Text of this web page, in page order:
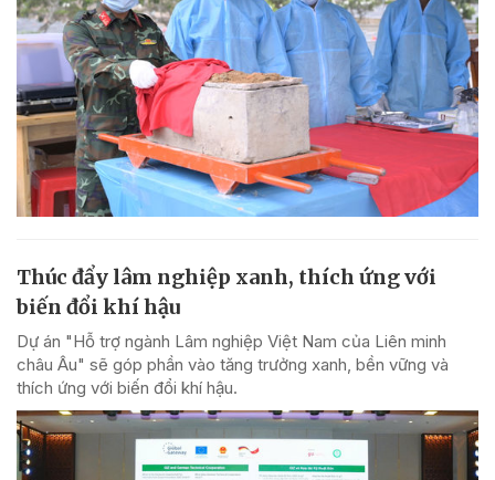
Thúc đẩy lâm nghiệp xanh, thích ứng với
biến đổi khí hậu
Dự án "Hỗ trợ ngành Lâm nghiệp Việt Nam của Liên minh
châu Âu" sẽ góp phần vào tăng trưởng xanh, bền vững và
thích ứng với biến đổi khí hậu.